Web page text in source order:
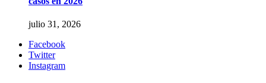
julio 31, 2026
Facebook
Twitter
Instagram